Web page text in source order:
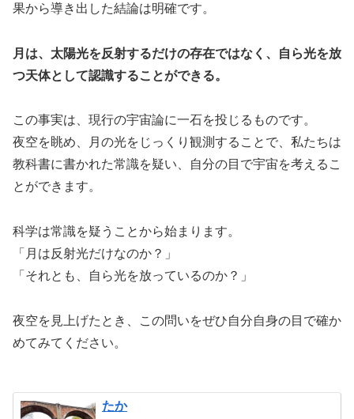
果から導き出した結論は明確です。
月は、太陽光を反射するだけの存在ではなく、自ら光を放
つ天体として認識することができる。
この事実は、現行の宇宙論に一石を投じるものです。
夜空を眺め、月の光をじっくり観測することで、私たちは
教科書に書かれた常識を疑い、自分の目で宇宙を考えるこ
とができます。
科学は常識を疑うことから始まります。
「月は反射光だけなのか？」
「それとも、自ら光を放っているのか？」
夜空を見上げたとき、この問いをぜひ自分自身の目で確か
めてみてください。
たか